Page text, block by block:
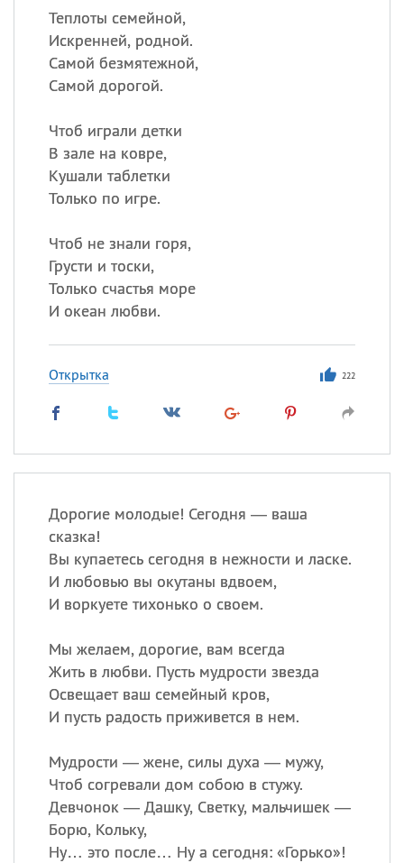
Теплоты семейной,
Искренней, родной.
Самой безмятежной,
Самой дорогой.
Чтоб играли детки
В зале на ковре,
Кушали таблетки
Только по игре.
Чтоб не знали горя,
Грусти и тоски,
Только счастья море
И океан любви.
Открытка 222
Дорогие молодые! Сегодня — ваша
сказка!
Вы купаетесь сегодня в нежности и ласке.
И любовью вы окутаны вдвоем,
И воркуете тихонько о своем.
Мы желаем, дорогие, вам всегда
Жить в любви. Пусть мудрости звезда
Освещает ваш семейный кров,
И пусть радость приживется в нем.
Мудрости — жене, силы духа — мужу,
Чтоб согревали дом собою в стужу.
Девчонок — Дашку, Светку, мальчишек —
Борю, Кольку,
Ну… это после… Ну а сегодня: «Горько»!